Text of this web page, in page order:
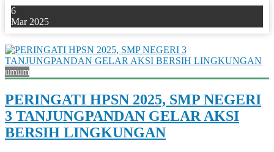
6
Mar 2025
umum
PERINGATI HPSN 2025, SMP NEGERI
3 TANJUNGPANDAN GELAR AKSI
BERSIH LINGKUNGAN